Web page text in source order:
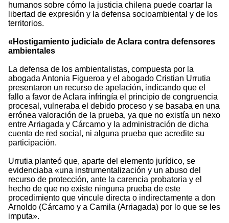
humanos sobre cómo la justicia chilena puede coartar la
libertad de expresión y la defensa socioambiental y de los
territorios.
«Hostigamiento judicial» de Aclara contra defensores
ambientales
La defensa de los ambientalistas, compuesta por la
abogada Antonia Figueroa y el abogado Cristian Urrutia
presentaron un recurso de apelación, indicando que el
fallo a favor de Aclara infringía el principio de congruencia
procesal, vulneraba el debido proceso y se basaba en una
errónea valoración de la prueba, ya que no existía un nexo
entre Arriagada y Cárcamo y la administración de dicha
cuenta de red social, ni alguna prueba que acredite su
participación.
Urrutia planteó que, aparte del elemento jurídico, se
evidenciaba «una instrumentalización y un abuso del
recurso de protección, ante la carencia probatoria y el
hecho de que no existe ninguna prueba de este
procedimiento que vincule directa o indirectamente a don
Arnoldo (Cárcamo y a Camila (Arriagada) por lo que se les
imputa».